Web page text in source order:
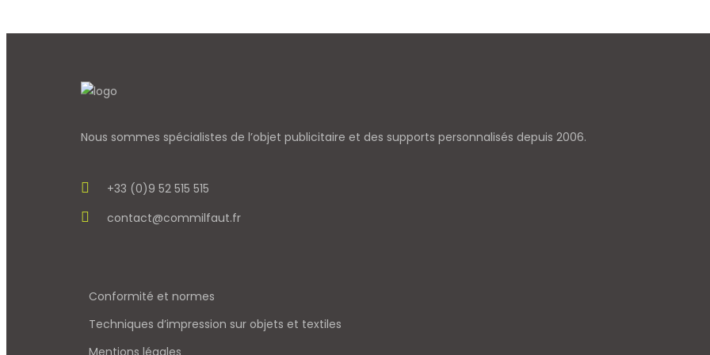
Nous sommes spécialistes de l’objet publicitaire et des supports personnalisés depuis 2006.
+33 (0)9 52 515 515
contact@commilfaut.fr
Conformité et normes
Techniques d’impression sur objets et textiles